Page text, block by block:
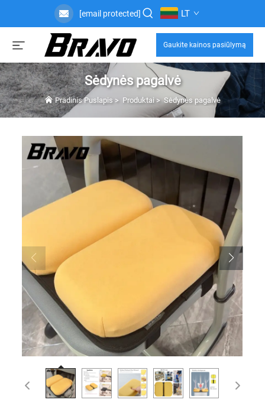
[email protected] LT
Gaukite kainos pasiūlymą
Sėdynės pagalvė
Pradinis Puslapis> Produktai>Sėdynės pagalvė